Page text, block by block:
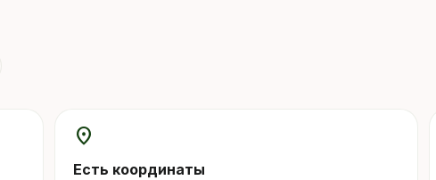
location_on
Есть координаты